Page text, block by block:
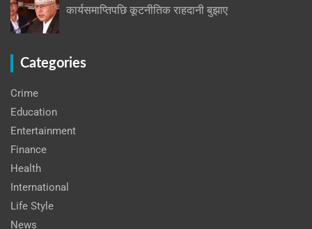
कार्यसमाप्तिपछि कूटनीतिक राहदानी बुझाए
Categories
Crime
Education
Entertainment
Finance
Health
International
Life Style
News